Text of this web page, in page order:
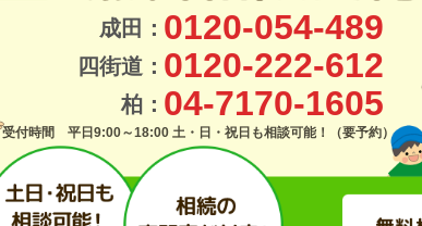
成田： 0120-054-489
四街道： 0120-222-612
柏： 04-7170-1605
受付時間 平日9:00～18:00 土・日・祝日も相談可能！（要予約）